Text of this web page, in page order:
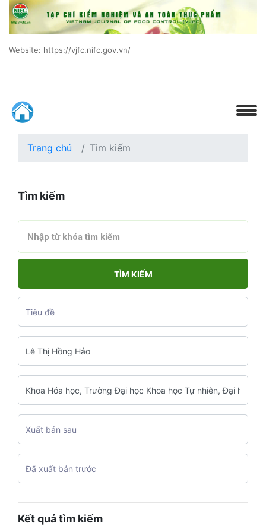
Website: https://vjfc.nifc.gov.vn/
Trang chủ Tìm kiếm
Tìm kiếm
TÌM KIẾM
Kết quả tìm kiếm